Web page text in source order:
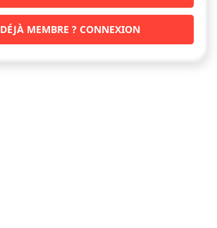
DÉJÀ MEMBRE ? CONNEXION